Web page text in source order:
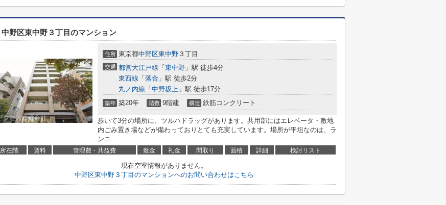
中野区東中野３丁目のマンション
住所 東京都中野区東中野 ３丁目
交通 都営大江戸線 「 東中野 」駅 徒歩4分
東西線 「 落合 」駅 徒歩2分
丸ノ内線 「 中野坂上 」駅 徒歩17分
築年 築20年 階数 9階建 構造 鉄筋コンクリート
歩いて3分の場所に、ツルハドラッグがあります。共用部にはエレベータ・敷地
内ごみ置き場などが備わっておりとても充実しています。場所が平坦なのは、ラ
ンニ...
所在階 賃料 管理費・共益費 敷金 礼金 間取り 面積 詳細 検討リスト
現在空室情報がありません。
中野区東中野３丁目のマンションへのお問い合わせはこちら